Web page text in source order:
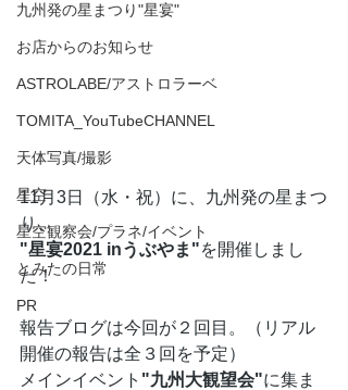
九州発の星まつり"星宴"
お店からのお知らせ
ASTROLABE/アストロラーベ
TOMITA_YouTubeCHANNEL
天体写真/撮影
星空
星空観察会/プラネ/イベント
とみたの日常
PR
11月3日（水・祝）に、九州発の星まつ
り、
"星宴2021 inうぶやま"を開催しまし
た！
報告ブログは今回が２回目。（リアル
開催の報告は全３回を予定）
メインイベント "九州大観望会"に集ま